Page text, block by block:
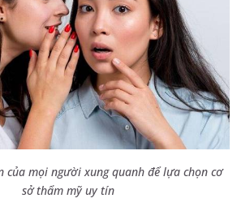
của mọi người xung quanh để lựa chọn cơ
sở thẩm mỹ uy tín